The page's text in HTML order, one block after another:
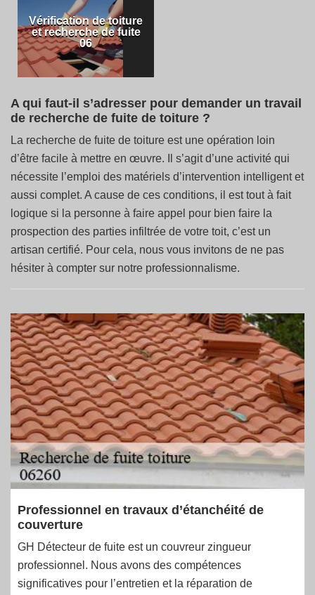
Vérification de toiture
et recherche de fuite
06
A qui faut-il s’adresser pour demander un travail
de recherche de fuite de toiture ?
La recherche de fuite de toiture est une opération loin
d’être facile à mettre en œuvre. Il s’agit d’une activité qui
nécessite l’emploi des matériels d’intervention intelligent et
aussi complet. A cause de ces conditions, il est tout à fait
logique si la personne à faire appel pour bien faire la
prospection des parties infiltrée de votre toit, c’est un
artisan certifié. Pour cela, nous vous invitons de ne pas
hésiter à compter sur notre professionnalisme.
Professionnel en travaux d’étanchéité de
couverture
GH Détecteur de fuite est un couvreur zingueur
professionnel. Nous avons des compétences
significatives pour l’entretien et la réparation de